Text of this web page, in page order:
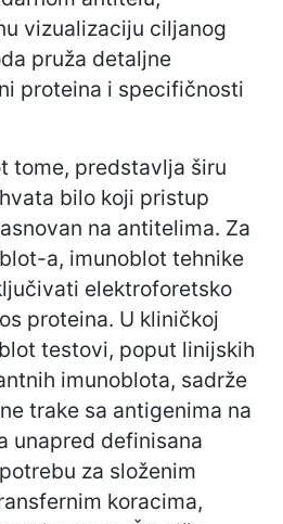
vizualizaciju ciljanog
pruža detaljne
proteina i specifičnosti
tome, predstavlja širu
bilo koji pristup
na antitelima. Za
a, imunoblot tehnike
elektroforetsko
proteina. U kliničkoj
testovi, poput linijskih
imunoblota, sadrže
trake sa antigenima na
unapred definisana
za složenim
koracima,